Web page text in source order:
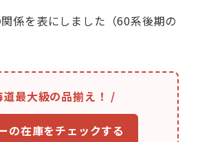
係を表にしました（60系後期の
最大級の品揃え！ /
の在庫をチェックする